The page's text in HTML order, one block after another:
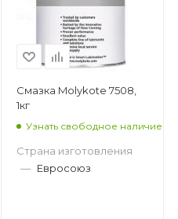
Смазка Molykote 7508,
1кг
Узнать свободное наличие
Страна изготовления
— Евросоюз